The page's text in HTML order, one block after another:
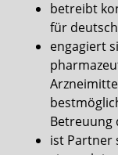
betreibt
für
engagiert
Betreuung
ist Partner